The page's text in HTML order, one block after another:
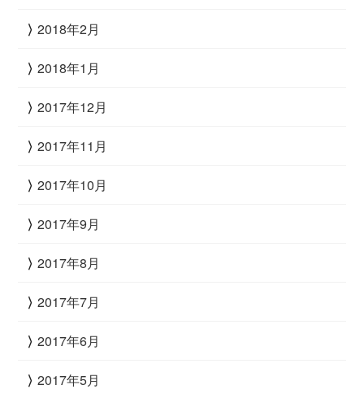
2018年2月
2018年1月
2017年12月
2017年11月
2017年10月
2017年9月
2017年8月
2017年7月
2017年6月
2017年5月